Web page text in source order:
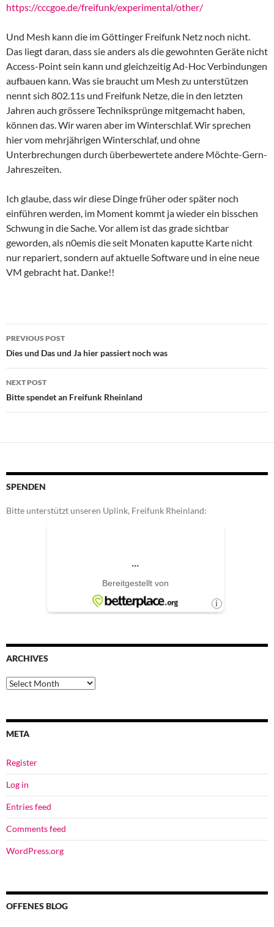
https://cccgoe.de/freifunk/experimental/other/
Und Mesh kann die im Göttinger Freifunk Netz noch nicht.
Das liegt daran, dass sie anders als die gewohnten Geräte nicht
Access-Point sein kann und gleichzeitig Ad-Hoc Verbindungen
aufbauen kann. Was sie braucht um Mesh zu unterstützen
nennt sich 802.11s und Freifunk Netze, die in den letzten
Jahren auch grössere Techniksprünge mitgemacht haben,
können das. Wir waren aber im Winterschlaf. Wir sprechen
hier vom mehrjährigen Winterschlaf, und ohne
Unterbrechungen durch überbewertete andere Möchte-Gern-
Jahreszeiten.
Ich glaube, dass wir diese Dinge früher oder später noch
einführen werden, im Moment kommt ja wieder ein bisschen
Schwung in die Sache. Vor allem ist das grade sichtbar
geworden, als n0emis die seit Monaten kaputte Karte nicht
nur repariert, sondern auf aktuelle Software und in eine neue
VM gebracht hat. Danke!!
Post
navigation
PREVIOUS POST
Dies und Das und Ja hier passiert noch was
NEXT POST
Bitte spendet an Freifunk Rheinland
SPENDEN
Bitte unterstützt unseren Uplink, Freifunk Rheinland:
ARCHIVES
Archives
META
Register
Log in
Entries feed
Comments feed
WordPress.org
OFFENES BLOG